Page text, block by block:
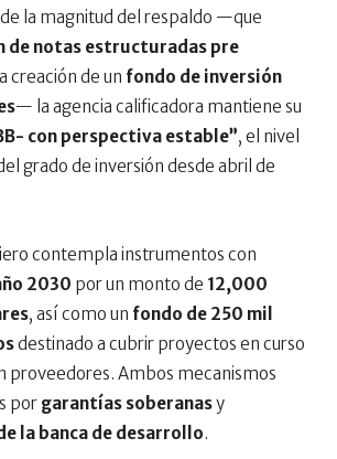
de la magnitud del respaldo —que
de notas estructuradas pre
creación de un fondo de inversión
— la agencia calificadora mantiene su
con perspectiva estable”, el nivel
grado de inversión desde abril de
contempla instrumentos con
2030 por un monto de 12,000
, así como un fondo de 250 mil
destinado a cubrir proyectos en curso
proveedores. Ambos mecanismos
por garantías soberanasy
la banca de desarrollo.